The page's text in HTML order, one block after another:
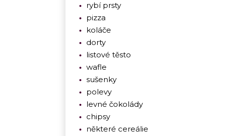
rybí prsty
pizza
koláče
dorty
listové těsto
wafle
sušenky
polevy
levné čokolády
chipsy
některé cereálie